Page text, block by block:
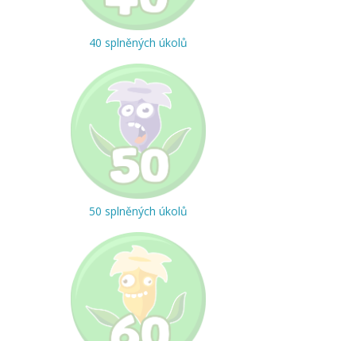
40 splněných úkolů
50 splněných úkolů